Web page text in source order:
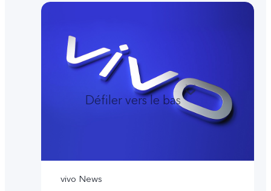
Défiler vers le bas
vivo News